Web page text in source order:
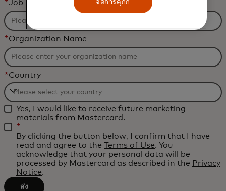
*Job Title
*Organization Name
*Country
Filtering
will
be
applied
after
characters.
Yes, I would like to receive future marketing
materials from Mastercard.
*
By clicking the button below, I confirm that I have
read and agree to the Terms of Use. You
acknowledge that your personal data will be
processed by Mastercard as described in the Privacy
Notice.
ส่ง
จัดการคุกกี้